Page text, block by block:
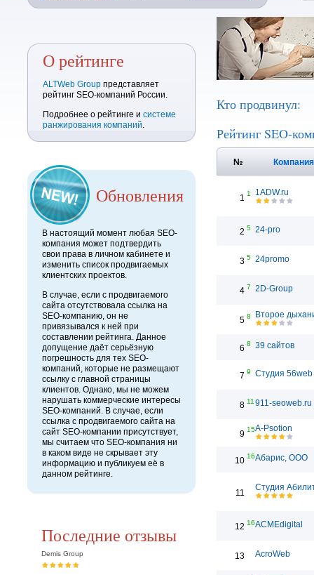
О рейтинге
ALTWeb Group представляет
рейтинг SEO-компаний России.
Подробнее о рейтинге и системе
ранжирования компаний.
Обновления
В настоящий момент любая SEO-
компания может подтвердить
свои права в личном кабинете и
изменить список продвигаемых
клиентских проектов.
В случае, если с продвигаемого
сайта отсутствовала ссылка на
SEO-компанию, он не
привязывался к ней при
составлении рейтинга. Данное
допущение даёт серьёзную
погрешность для тех SEO-
компаний, которые не размещают
ссылку с главной страницы
клиентов. Однако, мы не можем
нарушать коммерческие интересы
SEO-компаний. В случае, если
ссылка с продвигаемого сайта на
сайт SEO-компании присутствует,
мы считаем что SEO-компания ни
в каком виде не скрывает эту
информацию и публикуем её в
данном рейтинге.
Последние отзывы
Demis Group
Кто продвинул:
Рейтинг SEO-
№ Компания
1 1 1ADW.ru
2 5 24-pro
3 5 24promo
4 7 2D-Group
5 8 Второе
6 8 39 сайтов
7 9 Студия 56web
8 11 911-seoweb.ru
9 15A-Psotion
10 16Абарис, ООО
11
Студия
12 16ACMEdigital
13 AcroWeb